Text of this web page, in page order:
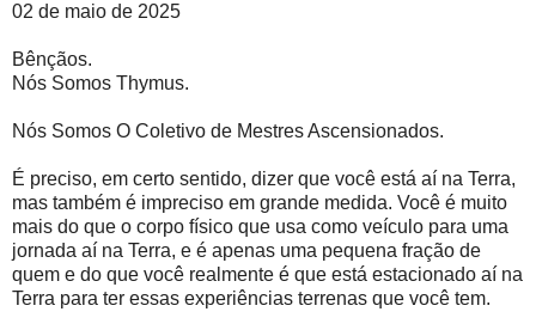
02 de maio de 2025
Bênçãos.
Nós Somos Thymus.
Nós Somos O Coletivo de Mestres Ascensionados.
É preciso, em certo sentido, dizer que você está aí na Terra,
mas também é impreciso em grande medida. Você é muito
mais do que o corpo físico que usa como veículo para uma
jornada aí na Terra, e é apenas uma pequena fração de
quem e do que você realmente é que está estacionado aí na
Terra para ter essas experiências terrenas que você tem.